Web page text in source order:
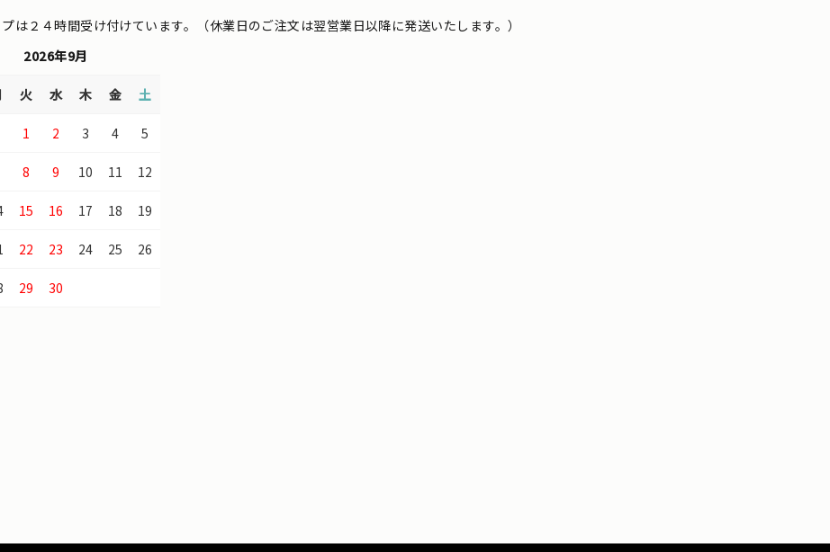
は２４時間受け付けています。（休業日のご注文は翌営業日以降に発送いたします。）
2026年9月
火 水 木 金 土
1 2 3 4 5
8 9 10 11 12
15 16 17 18 19
22 23 24 25 26
29 30